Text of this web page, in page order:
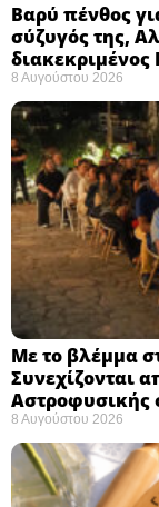
Βαρύ πένθος
σύζυγός της,
8 Αυγούστου 2026
Με το βλέμμα
Συνεχίζονται
Αστροφυσικής
8 Αυγούστου 2026